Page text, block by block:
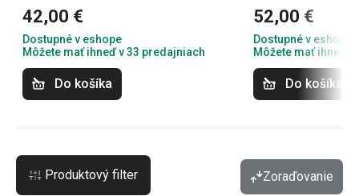
42,00 €
Dostupné v eshope
Môžete mať ihneď v 33 predajniach
Do košíka
52,00 €
Dostupné v eshope
Môžete mať ihneď
Do košíka
Produktový filter Zoraďovanie